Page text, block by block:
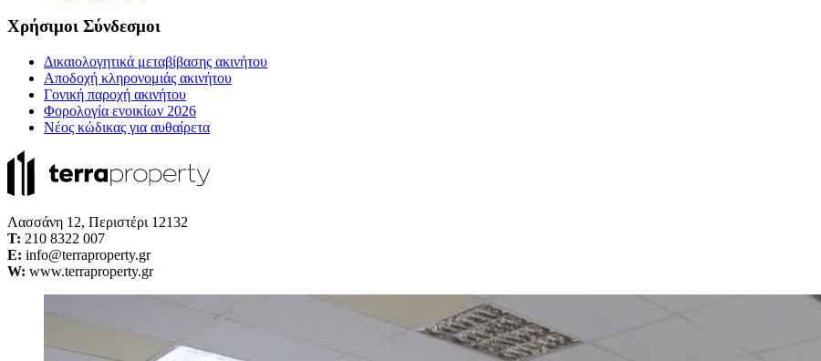
Χρήσιμοι Σύνδεσμοι
Δικαιολογητικά μεταβίβασης ακινήτου
Αποδοχή κληρονομιάς ακινήτου
Γονική παροχή ακινήτου
Φορολογία ενοικίων 2026
Νέος κώδικας για αυθαίρετα
Λασσάνη 12, Περιστέρι 12132
Τ: 210 8322 007
E: info@terraproperty.gr
W: www.terraproperty.gr